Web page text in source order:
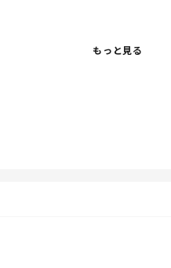
さ、
言う。
るがな。
もっと見る